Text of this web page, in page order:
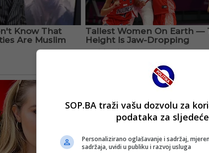
SOP.BA traži vašu dozvolu za
podataka za
Personalizirano oglašavanje i sadržaj,
sadržaja, uvidi u publiku i razvoj usluga